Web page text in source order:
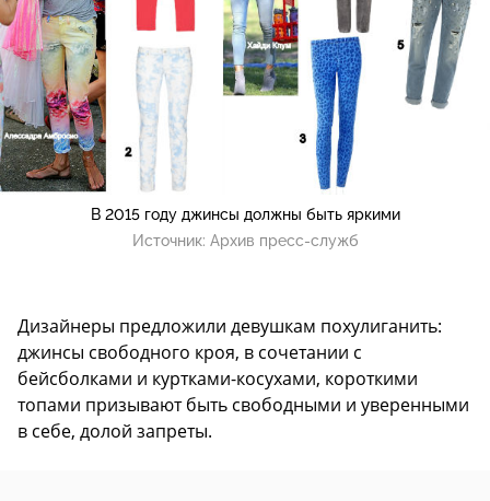
В 2015 году джинсы должны быть яркими
Источник: Архив пресс-служб
Дизайнеры предложили девушкам похулиганить:
джинсы свободного кроя, в сочетании с
бейсболками и куртками-косухами, короткими
топами призывают быть свободными и уверенными
в себе, долой запреты.